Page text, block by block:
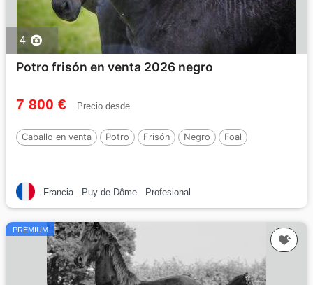
4
Potro frisón en venta 2026 negro
7 800 € Precio desde
Caballo en venta Potro Frisón Negro Foal
Francia Puy-de-Dôme Profesional
PREMIUM